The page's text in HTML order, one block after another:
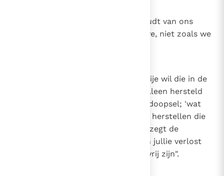
Hoe God van ons houdt. God houdt van ons
zoals we zullen zijn door zijn gave, niet zoals we
Het herstel van de vrije wil. De vrije wil die in de
eerste mens verwond was, kan alleen hersteld
worden door de genade van het doopsel; 'wat
verloren is gegaan, kan alleen Hij herstellen die
in staat was het te geven'. En zo zegt de
Waarheid zelf: "Wanneer de Zoon jullie verlost
heeft, dan zullen jullie werkelijk vrij zijn".